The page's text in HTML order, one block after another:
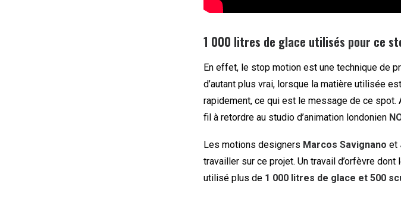
1 000 litres de glace utilisés pour ce
En effet, le stop motion est une technique de
d’autant plus vrai, lorsque la matière utilisée
rapidement, ce qui est le message de ce
fil à retordre au studio d’animation londonien
Les motions designers Marcos Savignano et
travailler sur ce projet. Un travail d’orfèvre
utilisé plus de 1 000 litres de glace et 500